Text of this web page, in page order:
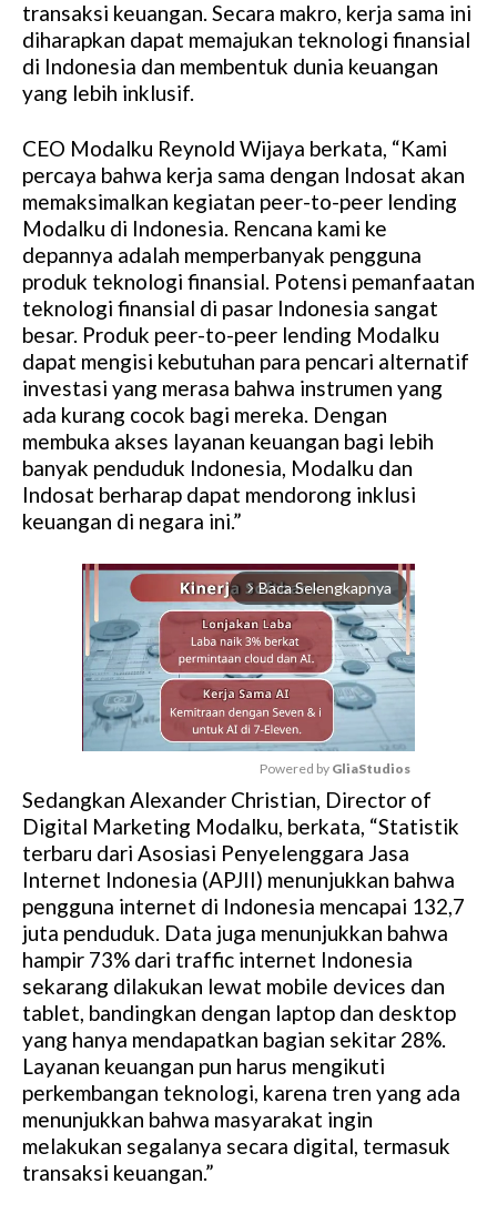
transaksi keuangan. Secara makro, kerja sama ini
diharapkan dapat memajukan teknologi finansial
di Indonesia dan membentuk dunia keuangan
yang lebih inklusif.
CEO Modalku Reynold Wijaya berkata, “Kami
percaya bahwa kerja sama dengan Indosat akan
memaksimalkan kegiatan peer-to-peer lending
Modalku di Indonesia. Rencana kami ke
depannya adalah memperbanyak pengguna
produk teknologi finansial. Potensi pemanfaatan
teknologi finansial di pasar Indonesia sangat
besar. Produk peer-to-peer lending Modalku
dapat mengisi kebutuhan para pencari alternatif
investasi yang merasa bahwa instrumen yang
ada kurang cocok bagi mereka. Dengan
membuka akses layanan keuangan bagi lebih
banyak penduduk Indonesia, Modalku dan
Indosat berharap dapat mendorong inklusi
keuangan di negara ini.”
arrow_forward_ios Baca Selengkapnya
M
u
t
e
Powered by GliaStudios
Sedangkan Alexander Christian, Director of
Digital Marketing Modalku, berkata, “Statistik
terbaru dari Asosiasi Penyelenggara Jasa
Internet Indonesia (APJII) menunjukkan bahwa
pengguna internet di Indonesia mencapai 132,7
juta penduduk. Data juga menunjukkan bahwa
hampir 73% dari traffic internet Indonesia
sekarang dilakukan lewat mobile devices dan
tablet, bandingkan dengan laptop dan desktop
yang hanya mendapatkan bagian sekitar 28%.
Layanan keuangan pun harus mengikuti
perkembangan teknologi, karena tren yang ada
menunjukkan bahwa masyarakat ingin
melakukan segalanya secara digital, termasuk
transaksi keuangan.”